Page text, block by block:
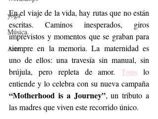
yoga
Música.
Arte
En el viaje de la vida, hay rutas que no están
escritas. Caminos inesperados, giros
imprevistos y momentos que se graban para
siempre en la memoria. La maternidad es
uno de ellos: una travesía sin manual, sin
brújula, pero repleta de amor. Tous lo
“Motherhood is a Journey”, un tributo a
las madres que viven este recorrido único.